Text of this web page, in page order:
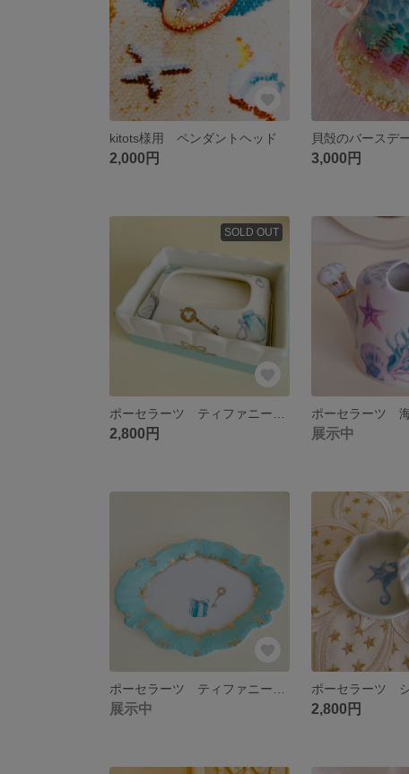
kitots様用 ペンダントヘッド
2,000円
貝殻のバースデ
3,000円
SOLD OUT
2,800円 展示中
展示中
ポーセラーツ
2,800円